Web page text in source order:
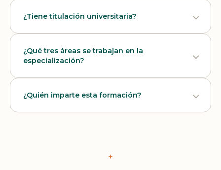
¿Tiene titulación universitaria?
¿Qué tres áreas se trabajan en la
especialización?
¿Quién imparte esta formación?